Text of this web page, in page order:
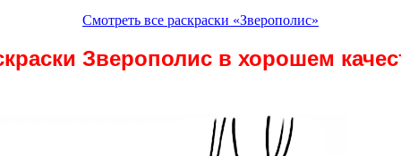
Смотреть все раскраски «Зверополис»
Зверополис в хорошем